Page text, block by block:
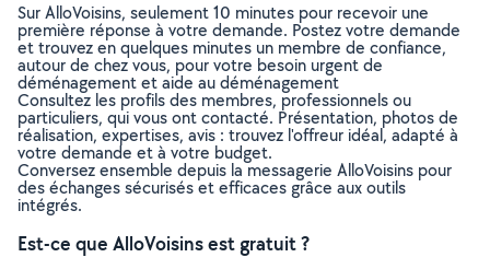
Sur AlloVoisins, seulement 10 minutes pour recevoir une
première réponse à votre demande. Postez votre demande
et trouvez en quelques minutes un membre de confiance,
autour de chez vous, pour votre besoin urgent de
déménagement et aide au déménagement
Consultez les profils des membres, professionnels ou
particuliers, qui vous ont contacté. Présentation, photos de
réalisation, expertises, avis : trouvez l'offreur idéal, adapté à
votre demande et à votre budget.
Conversez ensemble depuis la messagerie AlloVoisins pour
des échanges sécurisés et efficaces grâce aux outils
intégrés.
Est-ce que AlloVoisins est gratuit ?